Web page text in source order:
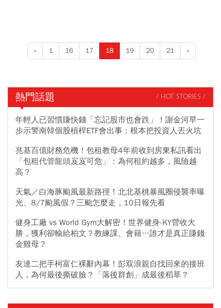
« 1 16 17 18 19 20 21 »
熱門話題 / HOT STORIES /
年輕人已習慣賺快錢「忘記股市也會跌」！謝金河早一
步示警南韓個股槓桿ETF會出事：根本把投資人丟火坑
兆基百億財務危機！包租教母4年前收到房東私訊看出
「包租代管龍頭岌岌可危」：為何租約越多，風險越
高？
天氣／白海豚颱風最新路徑！北北基桃暴風圈侵襲率曝
光、8/7颱風假？三颱怎麼走，10日報先看
健身工廠 vs World Gym大解密！世界健身-KY營收大
勝，獲利卻輸給柏文？教練課、會籍…誰才是真正賺錢
金雞母？
友達二把手柯富仁裸辭內幕！彭双浪親自找回來的接班
人，為何最後撕破臉？「落後群創」成最後稻草？